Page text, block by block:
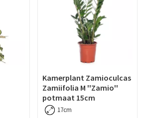
Kamerplant Zamioculcas
Zamiifolia M ''Zamio''
potmaat 15cm
17cm